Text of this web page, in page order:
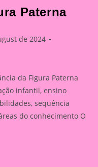
Paterna
de 2024
da Figura Paterna
infantil, ensino
sequência
do conhecimento O